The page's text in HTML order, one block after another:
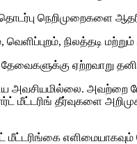
நெறிமுறைகளை
வெளிப்புறம், நிலத்தடி
தேவைகளுக்கு ஏற்றவாறு
அவற்றை
மீட்டரிங் தீர்வுகளை
மீட்டரிங்கை எளிமையாகவும்